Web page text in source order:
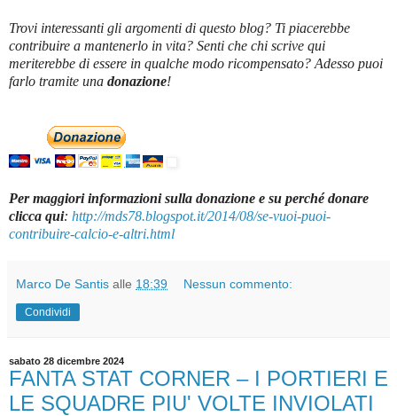
Trovi interessanti gli argomenti di questo blog? Ti piacerebbe
contribuire a mantenerlo in vita? Senti che chi scrive qui
meriterebbe di essere in qualche modo ricompensato? Adesso puoi
farlo tramite una donazione!
Per maggiori informazioni sulla donazione e su perché donare
clicca qui: http://mds78.blogspot.it/2014/08/se-vuoi-puoi-
contribuire-calcio-e-altri.html
Marco De Santis alle 18:39 Nessun commento:
Condividi
sabato 28 dicembre 2024
FANTA STAT CORNER – I PORTIERI E
LE SQUADRE PIU' VOLTE INVIOLATI